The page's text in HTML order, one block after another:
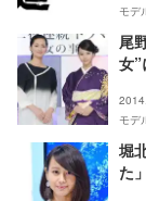
モデ
尾
女”
モデ
堀
た」